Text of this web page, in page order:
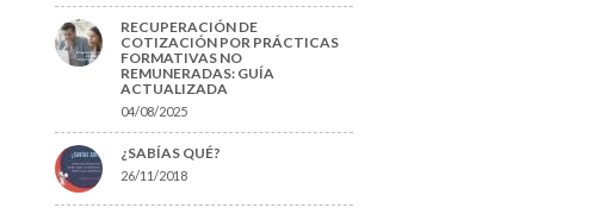
RECUPERACIÓN DE
COTIZACIÓN POR PRÁCTICAS
FORMATIVAS NO
REMUNERADAS: GUÍA
ACTUALIZADA
04/08/2025
¿SABÍAS QUÉ?
26/11/2018